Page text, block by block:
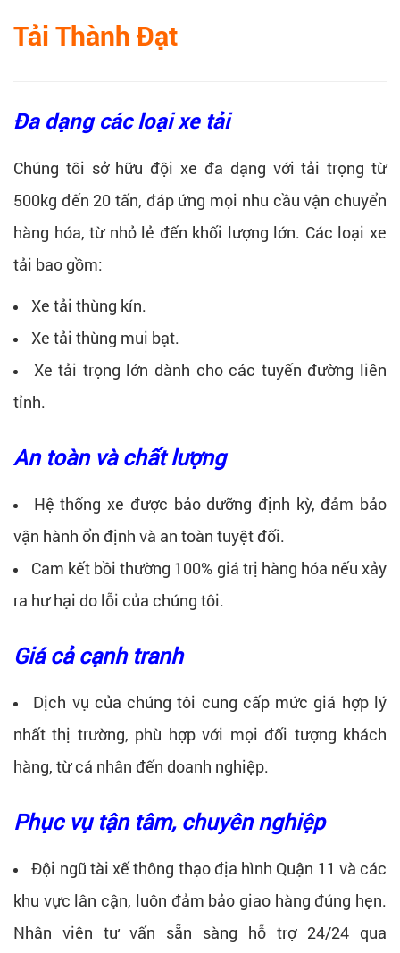
Tải Thành Đạt
Đa dạng các loại xe tải
Chúng tôi sở hữu đội xe đa dạng với tải trọng từ
500kg đến 20 tấn, đáp ứng mọi nhu cầu vận chuyển
hàng hóa, từ nhỏ lẻ đến khối lượng lớn. Các loại xe
tải bao gồm:
Xe tải thùng kín.
Xe tải thùng mui bạt.
Xe tải trọng lớn dành cho các tuyến đường liên
tỉnh.
An toàn và chất lượng
Hệ thống xe được bảo dưỡng định kỳ, đảm bảo
vận hành ổn định và an toàn tuyệt đối.
Cam kết bồi thường 100% giá trị hàng hóa nếu xảy
ra hư hại do lỗi của chúng tôi.
Giá cả cạnh tranh
Dịch vụ của chúng tôi cung cấp mức giá hợp lý
nhất thị trường, phù hợp với mọi đối tượng khách
hàng, từ cá nhân đến doanh nghiệp.
Phục vụ tận tâm, chuyên nghiệp
Đội ngũ tài xế thông thạo địa hình Quận 11 và các
khu vực lân cận, luôn đảm bảo giao hàng đúng hẹn.
Nhân viên tư vấn sẵn sàng hỗ trợ 24/24 qua